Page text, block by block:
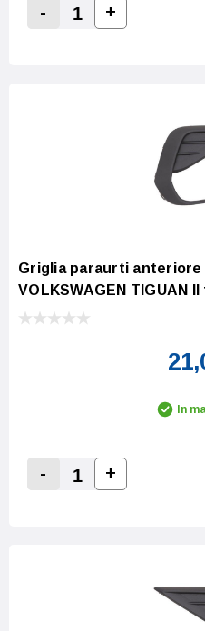
Decrease Quantity:
-
Increase
+
Griglia paraurti
VOLKSWAGEN TIGUAN
In
-
Increase
+